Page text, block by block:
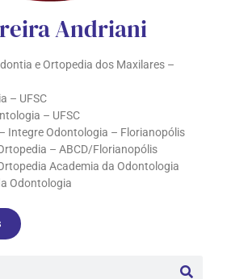
Andriani
e Ortopedia dos Maxilares –
– UFSC
– UFSC
Integre Odontologia – Florianopólis
– ABCD/Florianopólis
Academia da Odontologia
Odontologia